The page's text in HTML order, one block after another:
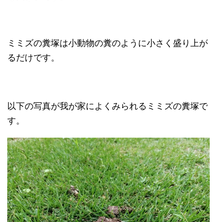
ミミズの糞塚は小動物の糞のように小さく盛り上が
るだけです。
以下の写真が我が家によくみられるミミズの糞塚で
す。